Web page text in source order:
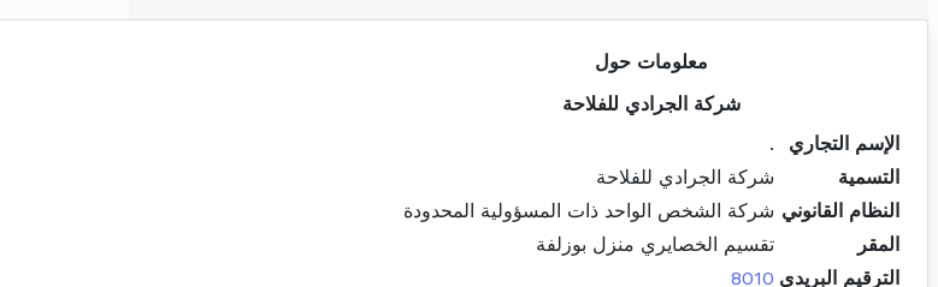
معلومات حول
شركة الجرادي للفلاحة
الإسم التجاري
.
التسمية
شركة الجرادي للفلاحة
النظام القانوني شركة الشخص الواحد ذات المسؤولية المحدودة
المقر
تقسيم الخصايري منزل بوزلفة
الترقيم البريدي 8010